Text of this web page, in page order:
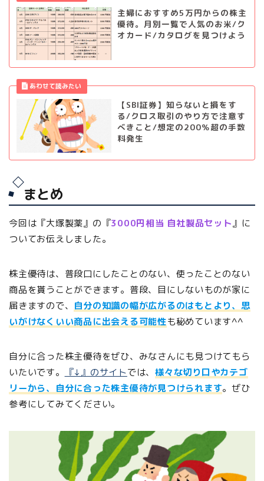
主婦におすすめ5万円からの株主
優待。月別一覧で人気のお米/ク
オカード/カタログを見つけよう
【SBI証券】知らないと損をす
る/クロス取引のやり方で注意す
べきこと/想定の200％超の手数
料発生
まとめ
今回は『大塚製薬』の『3000円相当 自社製品セット』に
ついてお伝えしました。
株主優待は、普段口にしたことのない、使ったことのない
商品を貰うことができます。普段、目にしないものが家に
届きますので、 自分の知識の幅が広がるのはもとより、思
いがけなくいい商品に出会える可能性も秘めています^^
自分に合った株主優待をぜひ、みなさんにも見つけてもら
いたいです。
『↓』のサイトでは、様々な切り口やカテゴ
リーから、自分に合った株主優待が見つけられます。ぜひ
参考にしてみてください。